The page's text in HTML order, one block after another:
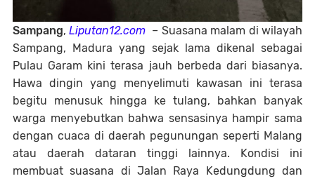
Sampang,Liputan12.com – Suasana malam di wilayah
Sampang, Madura yang sejak lama dikenal sebagai
Pulau Garam kini terasa jauh berbeda dari biasanya.
Hawa dingin yang menyelimuti kawasan ini terasa
begitu menusuk hingga ke tulang, bahkan banyak
warga menyebutkan bahwa sensasinya hampir sama
dengan cuaca di daerah pegunungan seperti Malang
atau daerah dataran tinggi lainnya. Kondisi ini
membuat suasana di Jalan Raya Kedungdung dan